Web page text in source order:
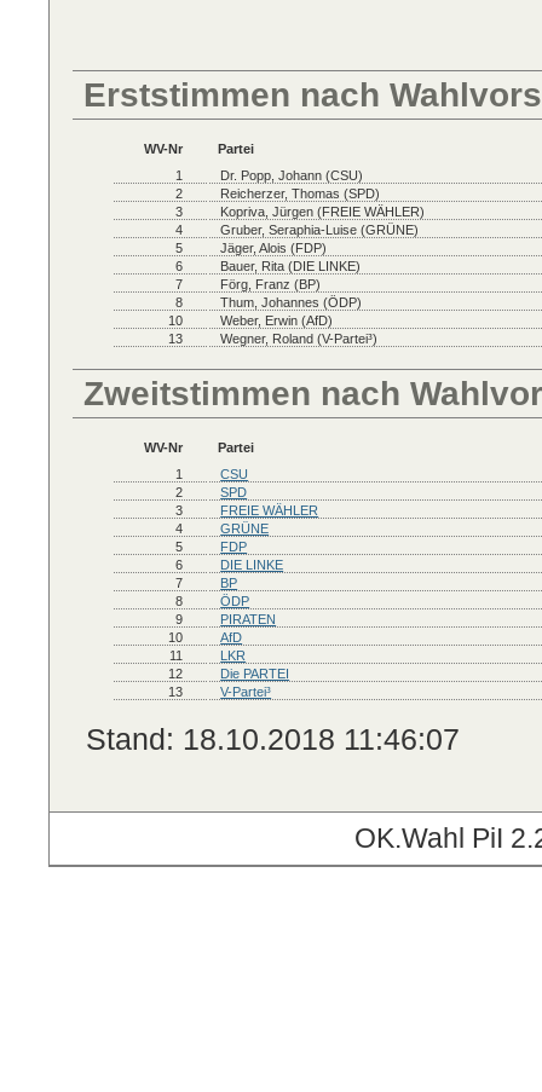
Erststimmen nach
WV-Nr
Partei
1
Dr. Popp, Johann (CSU)
2
Reicherzer, Thomas (SPD)
3
Kopriva, Jürgen (FREIE WÄHLER)
4
Gruber, Seraphia-Luise (GRÜNE)
5
Jäger, Alois (FDP)
6
Bauer, Rita (DIE LINKE)
7
Förg, Franz (BP)
8
Thum, Johannes (ÖDP)
10
Weber, Erwin (AfD)
13
Wegner, Roland (V-Partei³)
Zweitstimmen nach
WV-Nr
Partei
1
CSU
2
SPD
3
FREIE WÄHLER
4
GRÜNE
5
FDP
6
DIE LINKE
7
BP
8
ÖDP
9
PIRATEN
10
AfD
11
LKR
12
Die PARTEI
13
V-Partei³
Stand: 18.10.2018 11:46:07
OK.Wahl PiI